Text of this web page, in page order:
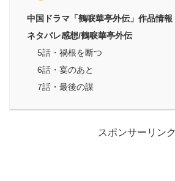
中国ドラマ「鶴唳華亭外伝」作品情報
ネタバレ感想/鶴唳華亭外伝
5話・禍根を断つ
6話・宴のあと
7話・最後の謀
スポンサーリンク